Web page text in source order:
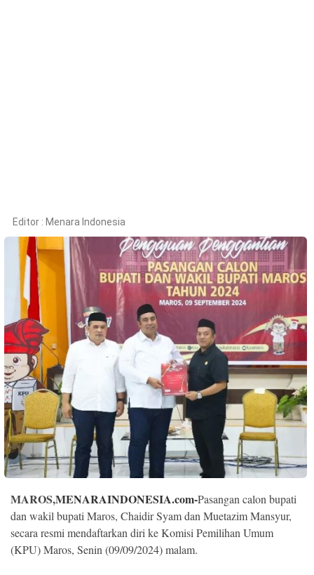
©
Copyright
2026
Menara
Indonesia
.
All
Right
Reserve
Editor : Menara Indonesia
MAROS,MENARAINDONESIA.com-Pasangan calon bupati
dan wakil bupati Maros, Chaidir Syam dan Muetazim Mansyur,
secara resmi mendaftarkan diri ke Komisi Pemilihan Umum
(KPU) Maros, Senin (09/09/2024) malam.